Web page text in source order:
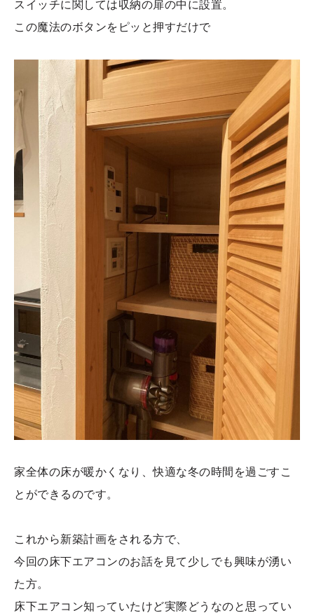
スイッチに関しては収納の扉の中に設置。
この魔法のボタンをピッと押すだけで
家全体の床が暖かくなり、快適な冬の時間を過ごすこ
とができるのです。
これから新築計画をされる方で、
今回の床下エアコンのお話を見て少しでも興味が湧い
た方。
床下エアコン知っていたけど実際どうなのと思ってい